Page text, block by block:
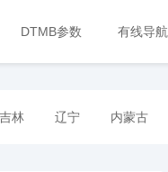
DTMB参数 有线导航
吉林 辽宁 内蒙古